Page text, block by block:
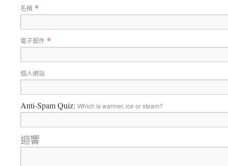
名稱 *
電子郵件 *
個人網站
Anti-Spam Quiz: Which is warmer, ice or steam?
迴響